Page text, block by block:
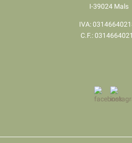
I-39024 Mals
IVA:
​​​​​​​C.F.: